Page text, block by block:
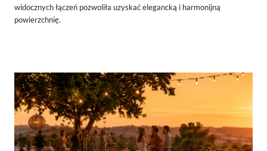
widocznych łączeń pozwoliła uzyskać elegancką i harmonijną
powierzchnię.